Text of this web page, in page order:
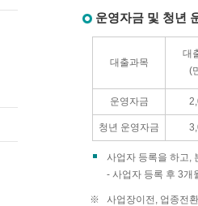
운영자금 및 청년
대출과목
대
(
운영자금
청년 운영자금
사업자 등록을 하고,
- 사업자 등록 후 3개
※ 사업장이전, 업종전